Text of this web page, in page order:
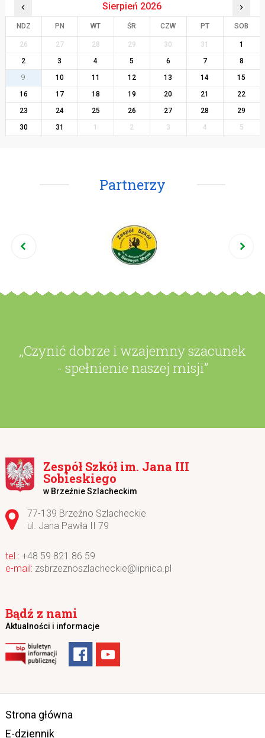
‹ Sierpień 2026 ›
NDZ PN WT ŚR CZW PT SOB
26 27 28 29 30 31
1
2
3 4 5 6 7
8
9
10 11 12 13 14
15
16
17 18 19 20 21
22
23
24 25 26 27 28
29
30
31 1 2 3 4 5
Partnerzy
,,Czynić dobrze i wzajemny szacunek
- spełnienie naszej misji”
Zespół Szkół im. Jana III
Sobieskiego
w Brzeźnie Szlacheckim
Adres pocztowy:
77-139 Brzeźno Szlacheckie
ul. Jana Pawła II 79
+48 59 821 86 59
zsbrzeznoszlacheckie@lipnica.pl
Bądź z nami
Aktualności i informacje
Strona główna
E-dziennik